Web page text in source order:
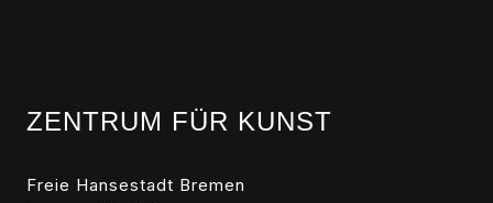
ZENTRUM FÜR KUNST
Freie Hansestadt Bremen